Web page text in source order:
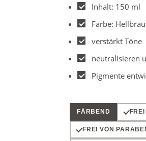
Inhalt: 150 ml
Farbe:
verstärkt Töne
neutralisieren
Pigmente
FÄRBEND
FREI VON